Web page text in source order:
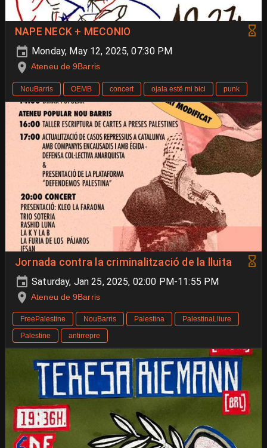
NAPE NECK + MECONIO
Monday, May 12, 2025, 07:30 PM
Ateneu de 9Barris
NouBarris OEMB concert ojala estë mi bici punk
Jornada contra la criminalització de la lluita
Saturday, Jan 25, 2025, 02:00 PM-11:55 PM
Ateneu de 9Barris
FreePalestine NouBarris Palestina
PalestinaLliure
Palestine
antirrepre